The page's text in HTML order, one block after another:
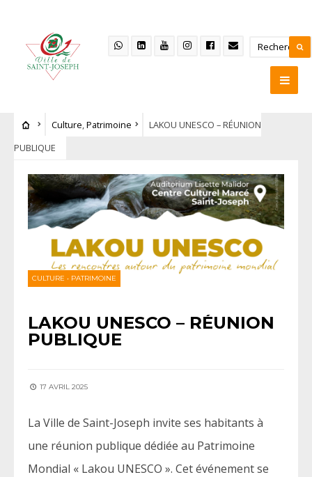
Culture,Patrimoine
LAKOU UNESCO – RÉUNION
PUBLIQUE
CULTURE • PATRIMOINE
LAKOU UNESCO – RÉUNION
PUBLIQUE
17 AVRIL 2025
La Ville de Saint-Joseph invite ses habitants à
une réunion publique dédiée au Patrimoine
Mondial « Lakou UNESCO ». Cet événement se